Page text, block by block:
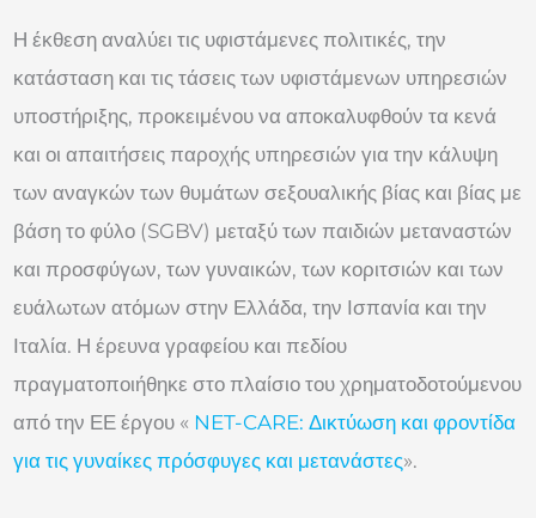
Η έκθεση αναλύει τις υφιστάμενες πολιτικές, την
κατάσταση και τις τάσεις των υφιστάμενων υπηρεσιών
υποστήριξης, προκειμένου να αποκαλυφθούν τα κενά
και οι απαιτήσεις παροχής υπηρεσιών για την κάλυψη
των αναγκών των θυμάτων σεξουαλικής βίας και βίας με
βάση το φύλο (SGBV) μεταξύ των παιδιών μεταναστών
και προσφύγων, των γυναικών, των κοριτσιών και των
ευάλωτων ατόμων στην Ελλάδα, την Ισπανία και την
Ιταλία. Η έρευνα γραφείου και πεδίου
πραγματοποιήθηκε στο πλαίσιο του χρηματοδοτούμενου
από την ΕΕ έργου « NET-CARE: Δικτύωση και φροντίδα
για τις γυναίκες πρόσφυγες και μετανάστες».